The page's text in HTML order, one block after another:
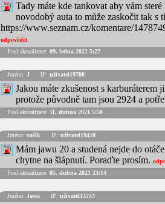
Tady máte kde tankovat aby vám
novodobý auta to může zaskočit tak s
https://www.seznam.cz/komentare/
odpovědět
Posl.aktualizace: 09. ledna 2022 5:27
Jméno: J IP: uživatel19700
Jakou máte zkušenost s
protože původně tam jsou 2924 a
Posl.aktualizace: 11. dubna 2021 5:50
Jméno: vašík IP: uživatel19418
Mám jawu 20 a studená nejde do
chytne na šlápnutí. Poraďte prosím.
Posl.aktualizace: 05. dubna 2021 23:14
Jméno: Jawa IP: uživatel13743